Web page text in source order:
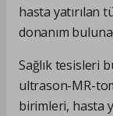
hasta yatırılan
donanım
Sağlık tesisleri
ultrason-MR-
birimleri, hasta